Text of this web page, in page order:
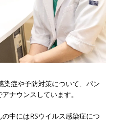
症や予防対策について、パン
ナウンスしています。
中にはRSウイルス感染症につ